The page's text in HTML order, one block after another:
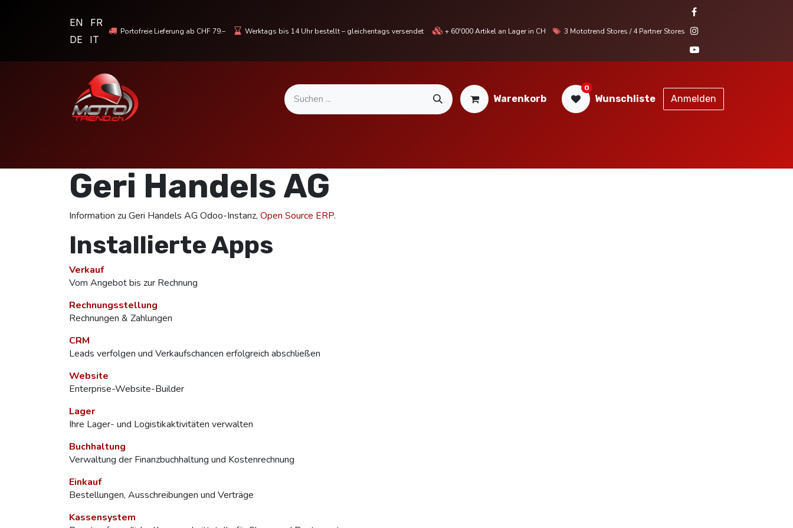
EN
FR
DE
IT
Portofreie Lieferung ab CHF 79.– Werktags bis 14 Uhr bestellt – gleichentags versendet + 60'000 Artikel an Lager in CH 3 Mototrend Stores / 4 Partner Stores
Warenkorb
0
Wunschliste Anmelden
Geri Handels AG
Information zu Geri Handels AG Odoo-Instanz, Open Source ERP.
Installierte Apps
Verkauf
Vom Angebot bis zur Rechnung
Rechnungsstellung
Rechnungen & Zahlungen
CRM
Leads verfolgen und Verkaufschancen erfolgreich abschließen
Website
Enterprise-Website-Builder
Lager
Ihre Lager- und Logistikaktivitäten verwalten
Buchhaltung
Verwaltung der Finanzbuchhaltung und Kostenrechnung
Einkauf
Bestellungen, Ausschreibungen und Verträge
Kassensystem